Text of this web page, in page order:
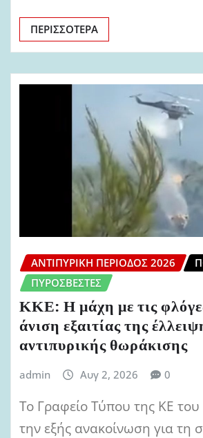
ΠΕΡΙΣΣΌΤΕΡΑ
ΑΝΤΙΠΥΡΙΚΉ ΠΕΡΊΟΔΟΣ 2026
ΠΥΡΟΣΒΈΣΤΕΣ
ΚΚΕ: Η μάχη με τις
άνιση εξαιτίας της
αντιπυρικής θωράκισης
admin Αυγ 2, 2026 0
Το Γραφείο Τύπου της ΚΕ
την εξής ανακοίνωση για τη